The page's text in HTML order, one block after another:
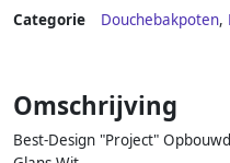
Categorie Douchebakpoten,
Omschrijving
Best-Design "Project"